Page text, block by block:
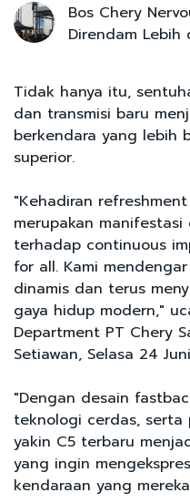
Bos Chery
Direndam Lebih
Tidak hanya itu,
dan transmisi baru
berkendara yang lebih
superior.
"Kehadiran
merupakan
terhadap continuous
for all. Kami
dinamis dan terus
gaya hidup modern,"
Department PT Chery
Setiawan, Selasa 24
"Dengan desain
teknologi cerdas, serta
yakin C5 terbaru
yang ingin
kendaraan yang